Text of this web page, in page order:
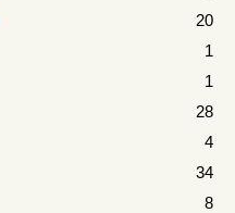
20
1
1
28
4
34
8